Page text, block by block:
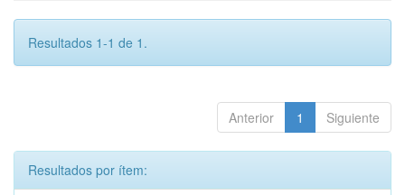
Resultados 1-1 de 1.
Anterior 1 Siguiente
Resultados por ítem: